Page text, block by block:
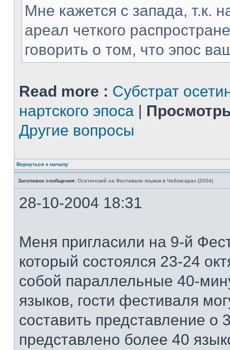
Мне кажется с запада, т.к.
ареал четкого
говорить о том, что эпос
Read more : Субстрат
нартского эпоса |
Другие вопросы
Вернуться к началу
Заголовок сообщения: Осетинский на Фестивале языков в Чебоксарах (2004)
28-10-2004 18:31
Меня пригласили на 9-й
который состоялся 23-24
собой параллельные 40-
языков, гости фестиваля
составить представление о
представлено более 40